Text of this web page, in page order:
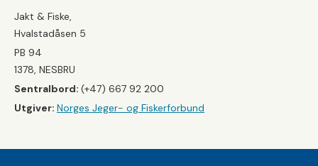
Jakt & Fiske,
Hvalstadåsen 5
PB 94
1378, NESBRU
Sentralbord: (+47) 667 92 200
Utgiver: Norges Jeger- og Fiskerforbund